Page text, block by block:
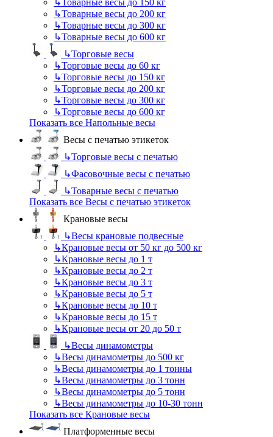
↳Товарные весы до 200 кг
↳Товарные весы до 300 кг
↳Товарные весы до 600 кг
↳Торговые весы
↳Торговые весы до 60 кг
↳Торговые весы до 150 кг
↳Торговые весы до 200 кг
↳Торговые весы до 300 кг
↳Торговые весы до 600 кг
Показать все Напольные весы
Весы с печатью этикеток
↳Торговые весы с печатью
↳Фасовочные весы с печатью
↳Товарные весы с печатью
Показать все Весы с печатью этикеток
Крановые весы
↳Весы крановые подвесные
↳Крановые весы от 50 кг до 500 кг
↳Крановые весы до 1 т
↳Крановые весы до 2 т
↳Крановые весы до 3 т
↳Крановые весы до 5 т
↳Крановые весы до 10 т
↳Крановые весы до 15 т
↳Крановые весы от 20 до 50 т
↳Весы динамометры
↳Весы динамометры до 500 кг
↳Весы динамометры до 1 тонны
↳Весы динамометры до 3 тонн
↳Весы динамометры до 5 тонн
↳Весы динамометры до 10-30 тонн
Показать все Крановые весы
Платформенные весы